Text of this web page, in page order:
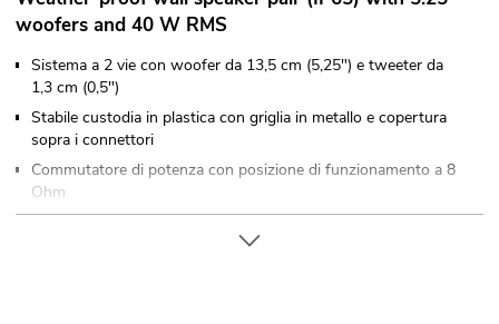
woofers and 40 W RMS
Sistema a 2 vie con woofer da 13,5 cm (5,25") e tweeter da
1,3 cm (0,5")
Stabile custodia in plastica con griglia in metallo e copertura
sopra i connettori
Commutatore di potenza con posizione di funzionamento a 8
Ohm
a parete e a soffitto con qualsiasi angolazione